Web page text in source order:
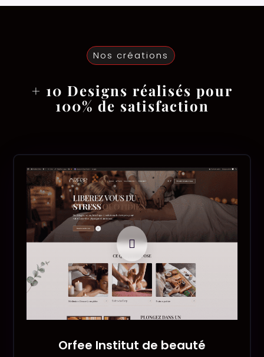
Nos créations
+ 10 Designs réalisés pour
100% de satisfaction

Orfee Institut de beauté